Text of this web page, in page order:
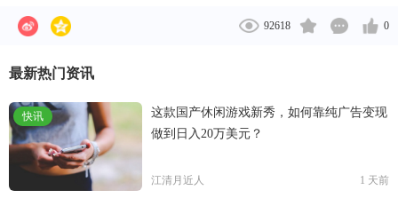
92618 0
最新热门资讯
快讯
这款国产休闲游戏新秀，如何靠纯广告变现
做到日入20万美元？
江清月近人 1 天前